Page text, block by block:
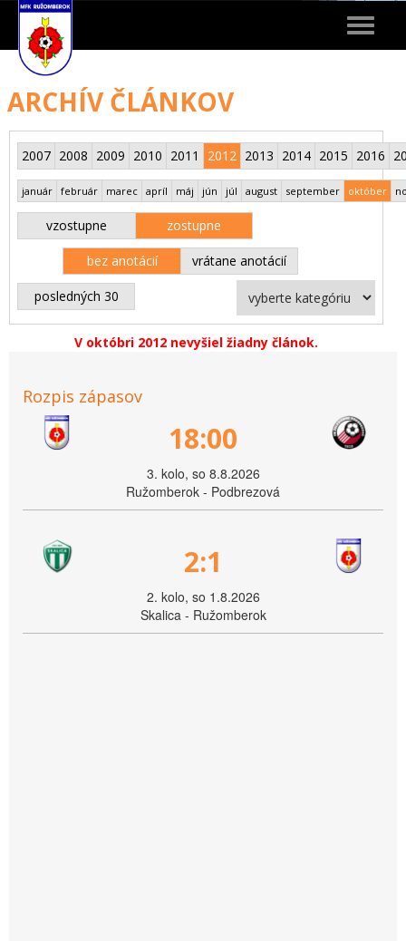
Toggle
ARCHÍV ČLÁNKOV
2007 2008 2009 2010 2011 2012 2013 2014 2015 2016
január február marec apríl máj jún júl august september október
vzostupne zostupne
bez anotácií vrátane anotácií
posledných 30
V októbri 2012 nevyšiel žiadny článok.
Rozpis zápasov
18:00
3. kolo, so 8.8.2026
Ružomberok - Podbrezová
2:1
2. kolo, so 1.8.2026
Skalica - Ružomberok